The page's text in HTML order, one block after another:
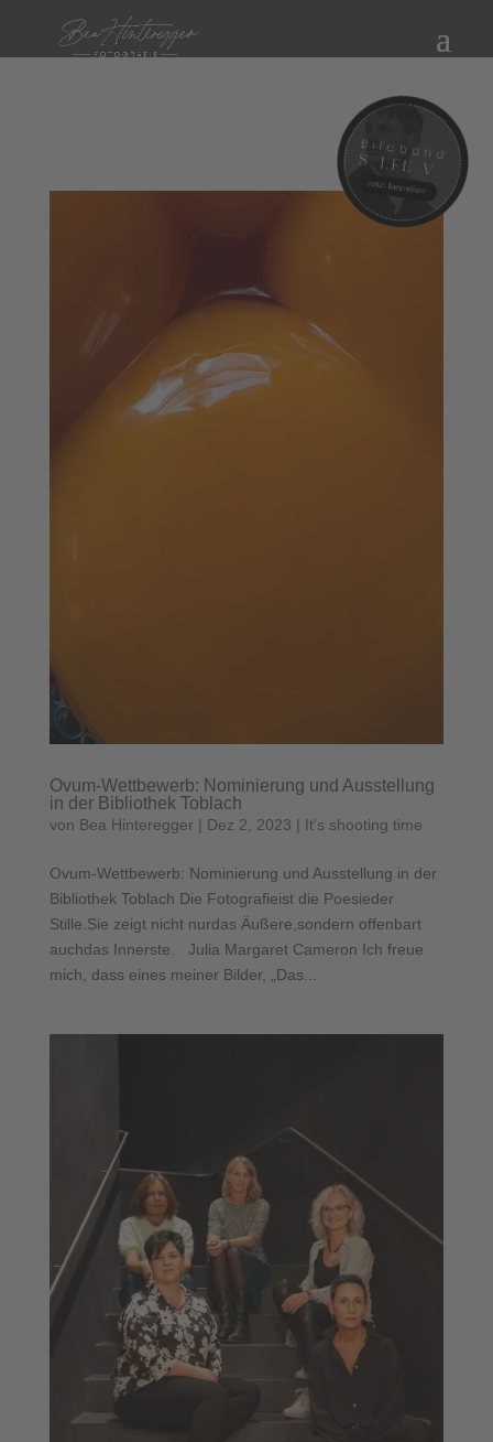
Ovum-Wettbewerb: Nominierung und Ausstellung
in der Bibliothek Toblach
von Bea Hinteregger | Dez 2, 2023 | It's shooting time
Ovum-Wettbewerb: Nominierung und Ausstellung in der
Bibliothek Toblach Die Fotografieist die Poesieder
Stille.Sie zeigt nicht nurdas Äußere,sondern offenbart
auchdas Innerste. Julia Margaret Cameron Ich freue
mich, dass eines meiner Bilder, „Das...